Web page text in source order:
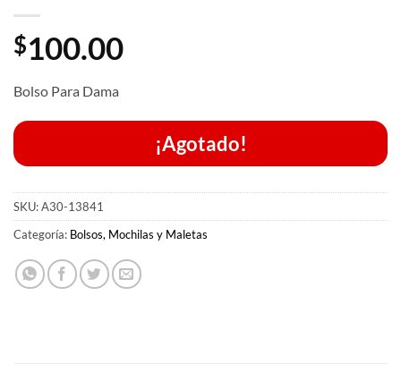
$100.00
Bolso Para Dama
¡Agotado!
SKU:A30-13841
Categoría: Bolsos, Mochilas y Maletas